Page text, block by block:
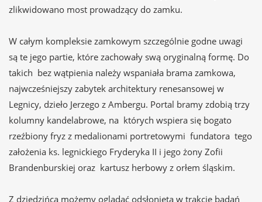
zlikwidowano most prowadzący do zamku.
W całym kompleksie zamkowym szczególnie godne uwagi
są te jego partie, które zachowały swą oryginalną formę. Do
takich bez wątpienia należy wspaniała brama zamkowa,
najwcześniejszy zabytek architektury renesansowej w
Legnicy, dzieło Jerzego z Ambergu. Portal bramy zdobią trzy
kolumny kandelabrowe, na których wspiera się bogato
rzeźbiony fryz z medalionami portretowymi fundatora tego
założenia ks. legnickiego Fryderyka II i jego żony Zofii
Brandenburskiej oraz kartusz herbowy z orłem śląskim.
Z dziedzińca możemy oglądać odsłoniętą w trakcie badań